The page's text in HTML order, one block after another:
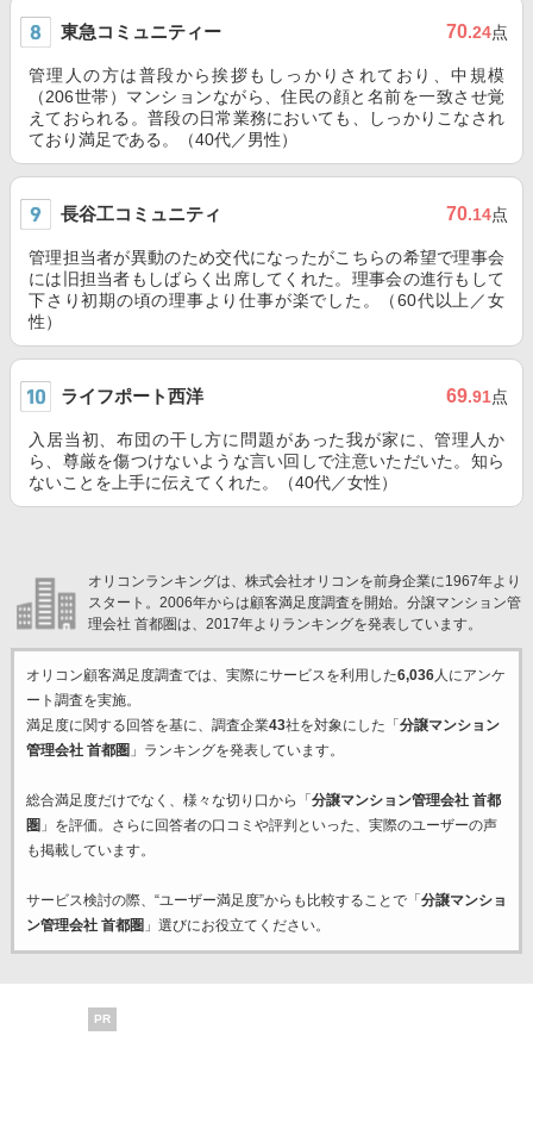
東急コミュニティー 70.24点
管理人の方は普段から挨拶もしっかりされており、中規模
（206世帯）マンションながら、住民の顔と名前を一致させ覚
えておられる。普段の日常業務においても、しっかりこなされ
ており満足である。（40代／男性）
長谷工コミュニティ 70.14点
管理担当者が異動のため交代になったがこちらの希望で理事会
には旧担当者もしばらく出席してくれた。理事会の進行もして
下さり初期の頃の理事より仕事が楽でした。（60代以上／女
性）
ライフポート西洋 69.91点
入居当初、布団の干し方に問題があった我が家に、管理人か
ら、尊厳を傷つけないような言い回しで注意いただいた。知ら
ないことを上手に伝えてくれた。（40代／女性）
オリコンランキングは、株式会社オリコンを前身企業に1967年より
スタート。2006年からは顧客満足度調査を開始。分譲マンション管
理会社 首都圏は、2017年よりランキングを発表しています。
オリコン顧客満足度調査では、実際にサービスを利用した6,036人にアンケ
ート調査を実施。
満足度に関する回答を基に、調査企業43社を対象にした「 分譲マンション
管理会社 首都圏 」ランキングを発表しています。
総合満足度だけでなく、様々な切り口から「 分譲マンション管理会社 首都
圏 」を評価。さらに回答者の口コミや評判といった、実際のユーザーの声
も掲載しています。
サービス検討の際、“ユーザー満足度”からも比較することで「 分譲マンショ
ン管理会社 首都圏 」選びにお役立てください。
PR